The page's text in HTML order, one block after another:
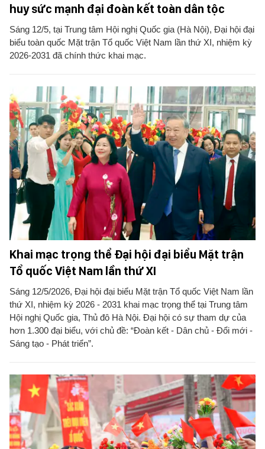
huy sức mạnh đại đoàn kết toàn dân tộc
Sáng 12/5, tại Trung tâm Hội nghị Quốc gia (Hà Nội), Đại hội đại
biểu toàn quốc Mặt trận Tổ quốc Việt Nam lần thứ XI, nhiệm kỳ
2026-2031 đã chính thức khai mạc.
Khai mạc trọng thể Đại hội đại biểu Mặt trận
Tổ quốc Việt Nam lần thứ XI
Sáng 12/5/2026, Đại hội đại biểu Mặt trận Tổ quốc Việt Nam lần
thứ XI, nhiệm kỳ 2026 - 2031 khai mạc trọng thể tại Trung tâm
Hội nghị Quốc gia, Thủ đô Hà Nội. Đại hội có sự tham dự của
hơn 1.300 đại biểu, với chủ đề: “Đoàn kết - Dân chủ - Đổi mới -
Sáng tạo - Phát triển”.